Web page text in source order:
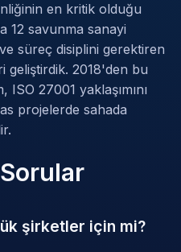
en kritik olduğu
12 savunma sanayi
süreç disiplini gerektiren
geliştirdik. 2018'den bu
27001 yaklaşımını
projelerde sahada
şirketler için mi?